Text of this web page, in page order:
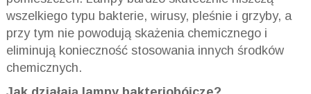
wszelkiego typu bakterie, wirusy, pleśnie i grzyby, a
przy tym nie powodują skażenia chemicznego i
eliminują konieczność stosowania innych środków
chemicznych.